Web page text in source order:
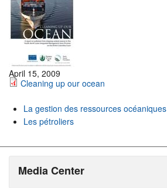
Les Cartes
Passez à l'action
April 15, 2009
Cleaning up our ocean
La gestion des ressources océaniques
Les pétroliers
Media Center